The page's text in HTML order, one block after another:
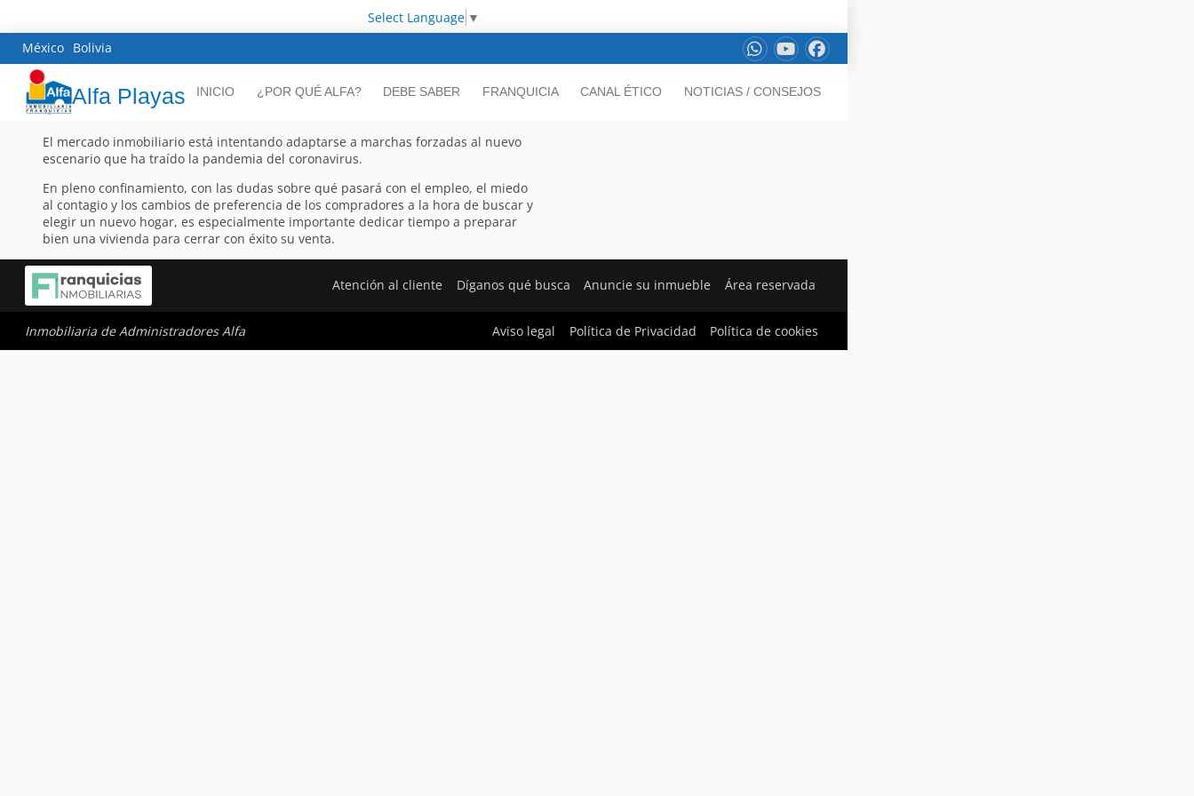
Select Language ▼
México Bolivia
Alfa Playas INICIO ¿POR QUÉ ALFA? DEBE SABER FRANQUICIA CANAL ÉTICO NOTICIAS / CONSEJOS
El mercado inmobiliario está intentando adaptarse a marchas forzadas al nuevo
escenario que ha traído la pandemia del coronavirus.
En pleno confinamiento, con las dudas sobre qué pasará con el empleo, el miedo
al contagio y los cambios de preferencia de los compradores a la hora de buscar y
elegir un nuevo hogar, es especialmente importante dedicar tiempo a preparar
bien una vivienda para cerrar con éxito su venta.
Atención al cliente Díganos qué busca Anuncie su inmueble Área reservada
Inmobiliaria de Administradores Alfa Aviso legal Política de Privacidad Política de cookies